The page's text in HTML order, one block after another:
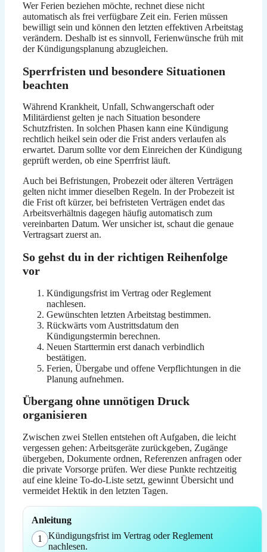
Wer Ferien beziehen möchte, rechnet diese nicht
automatisch als frei verfügbare Zeit ein. Ferien müssen
bewilligt sein und können den letzten effektiven Arbeitstag
verändern. Deshalb ist es sinnvoll, Ferienwünsche früh mit
der Kündigungsplanung abzugleichen.
Sperrfristen und besondere Situationen
beachten
Während Krankheit, Unfall, Schwangerschaft oder
Militärdienst gelten je nach Situation besondere
Schutzfristen. In solchen Phasen kann eine Kündigung
rechtlich heikel sein oder die Frist anders verlaufen als
erwartet. Darum sollte vor dem Einreichen der Kündigung
geprüft werden, ob eine Sperrfrist läuft.
Auch bei Befristungen, Probezeit oder älteren Verträgen
gelten nicht immer dieselben Regeln. In der Probezeit ist
die Frist oft kürzer, bei befristeten Verträgen endet das
Arbeitsverhältnis dagegen häufig automatisch zum
vereinbarten Datum. Wer unsicher ist, schaut die genaue
Vertragsart zuerst an.
So gehst du in der richtigen Reihenfolge
vor
Kündigungsfrist im Vertrag oder Reglement
nachlesen.
Gewünschten letzten Arbeitstag bestimmen.
Rückwärts vom Austrittsdatum den
Kündigungstermin berechnen.
Neuen Starttermin erst danach verbindlich
bestätigen.
Ferien, Übergabe und offene Verpflichtungen in die
Planung aufnehmen.
Übergang ohne unnötigen Druck
organisieren
Zwischen zwei Stellen entstehen oft Aufgaben, die leicht
vergessen gehen: Arbeitsgeräte zurückgeben, Zugänge
übergeben, Dokumente ordnen, Referenzen anfragen oder
die private Vorsorge prüfen. Wer diese Punkte rechtzeitig
auf eine kleine To-do-Liste setzt, gewinnt Übersicht und
vermeidet Hektik in den letzten Tagen.
Anleitung
1
Kündigungsfrist im Vertrag oder Reglement
nachlesen.